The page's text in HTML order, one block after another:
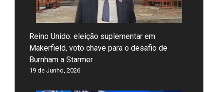
Reino Unido: eleição suplementar em
Makerfield, voto chave para o desafio de
Burnham a Starmer
19 de Junho, 2026